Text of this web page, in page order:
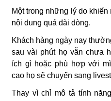
Một trong những lý do
nội dung quá dài dòng.
Khách hàng ngày nay
sau vài phút họ vẫn chưa
ích gì hoặc phù hợp với
cao họ sẽ chuyển sang
Thay vì chỉ mô tả tính